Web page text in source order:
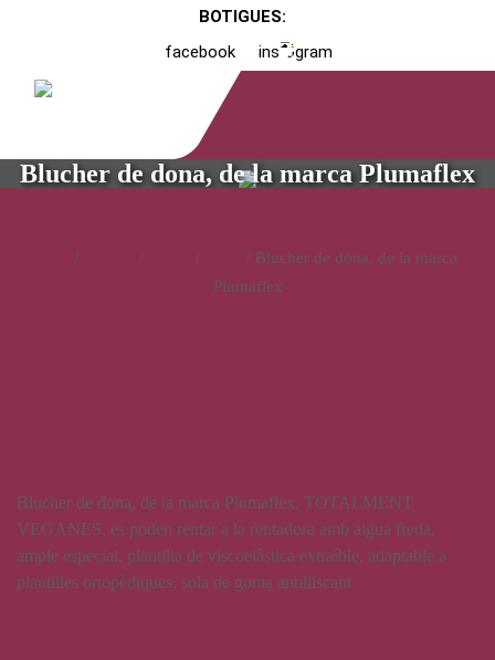
BOTIGUES:
facebook
instagram
Blucher de dona, de la marca Plumaflex
/ / /
/ Blucher de dona, de la marca
Plumaflex
Blucher de dona, de la marca Plumaflex, TOTALMENT
VEGANES, es poden rentar a la rentadora amb aigua freda,
ample especial, plantilla de viscoelàstica extraíble, adaptable a
plantilles ortopèdiques, sola de goma antilliscant